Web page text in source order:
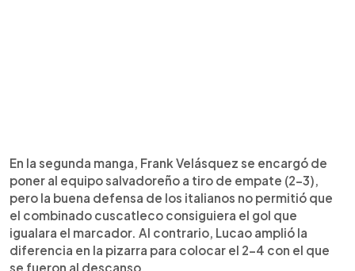
En la segunda manga, Frank Velásquez se encargó de
poner al equipo salvadoreño a tiro de empate (2-3),
pero la buena defensa de los italianos no permitió que
el combinado cuscatleco consiguiera el gol que
igualara el marcador. Al contrario, Lucao amplió la
diferencia en la pizarra para colocar el 2-4 con el que
se fueron al descanso.